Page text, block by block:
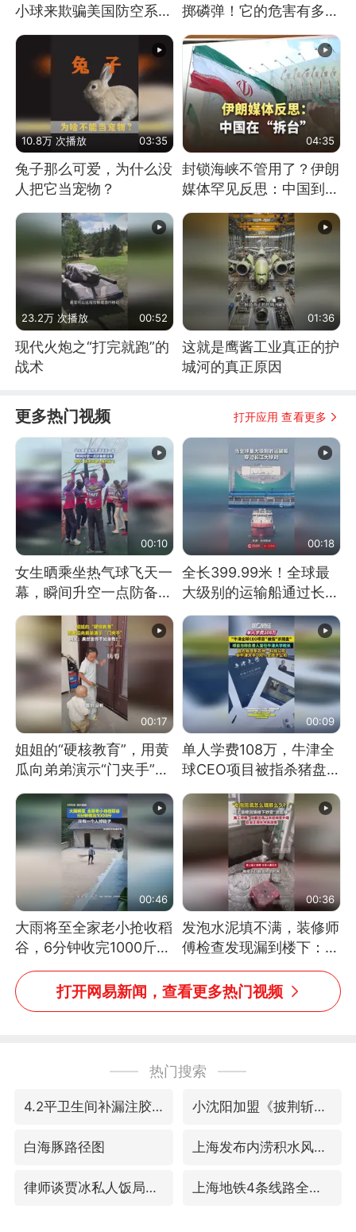
小球来欺骗美国防空系统
的
掷磷弹！它的危害有多
大？
10.8万 次播放 03:35
兔子那么可爱，为什么没
人把它当宠物？
04:35
封锁海峡不管用了？伊朗
媒体罕见反思：中国到底
23.2万 次播放 00:52
现代火炮之“打完就跑”的
战术
01:36
这就是鹰酱工业真正的护
城河的真正原因
更多热门视频 打开应用 查看更多
00:10
女生晒乘坐热气球飞天一
幕，瞬间升空一点防备都
没有
00:18
全长399.99米！全球最
大级别的运输船通过长江
大桥这一幕，太震撼了！
00:17
姐姐的“硬核教育”，用黄
瓜向弟弟演示“门夹手”，
网友：果然言传不如身
教！
00:09
单人学费108万，牛津全
球CEO项目被指杀猪盘，
项目方称负责人曾任牛津
大学校长
00:46
大雨将至全家老小抢收稻
谷，6分钟收完1000斤，
没有一个人掉链子
00:36
发泡水泥填不满，装修师
傅检查发现漏到楼下：出
风口未延伸到外墙
打开网易新闻，查看更多热门视频
热门搜索
4.2平卫生间补漏注胶花1.55万 小沈阳加盟《披荆斩棘》
白海豚路径图 上海发布内涝积水风险提示
律师谈贾冰私人饭局被偷拍 上海地铁4条线路全线停运